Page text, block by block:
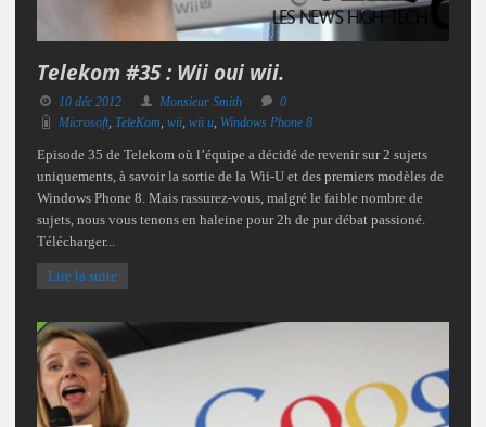
Telekom #35 : Wii oui wii.
10 déc 2012 Monsieur Smith
0
Microsoft, TeleKom, wii, wii u, Windows Phone 8
Episode 35 de Telekom où l’équipe a décidé de revenir sur 2 sujets
uniquements, à savoir la sortie de la Wii-U et des premiers modèles de
Windows Phone 8. Mais rassurez-vous, malgré le faible nombre de
sujets, nous vous tenons en haleine pour 2h de pur débat passioné.
Télécharger...
Lire la suite